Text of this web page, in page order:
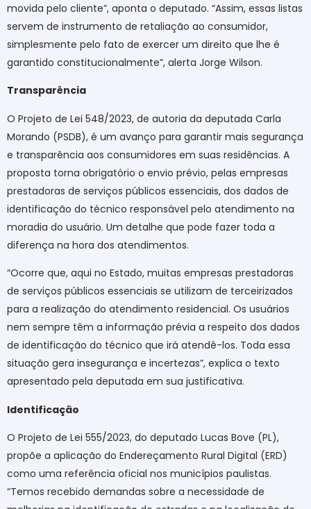
movida pelo cliente”, aponta o deputado. “Assim, essas listas
servem de instrumento de retaliação ao consumidor,
simplesmente pelo fato de exercer um direito que lhe é
garantido constitucionalmente”, alerta Jorge Wilson.
Transparência
O Projeto de Lei 548/2023, de autoria da deputada Carla
Morando (PSDB), é um avanço para garantir mais segurança
e transparência aos consumidores em suas residências. A
proposta torna obrigatório o envio prévio, pelas empresas
prestadoras de serviços públicos essenciais, dos dados de
identificação do técnico responsável pelo atendimento na
moradia do usuário. Um detalhe que pode fazer toda a
diferença na hora dos atendimentos.
“Ocorre que, aqui no Estado, muitas empresas prestadoras
de serviços públicos essenciais se utilizam de terceirizados
para a realização do atendimento residencial. Os usuários
nem sempre têm a informação prévia a respeito dos dados
de identificação do técnico que irá atendê-los. Toda essa
situação gera insegurança e incertezas”, explica o texto
apresentado pela deputada em sua justificativa.
Identificação
O Projeto de Lei 555/2023, do deputado Lucas Bove (PL),
propõe a aplicação do Endereçamento Rural Digital (ERD)
como uma referência oficial nos municípios paulistas.
“Temos recebido demandas sobre a necessidade de